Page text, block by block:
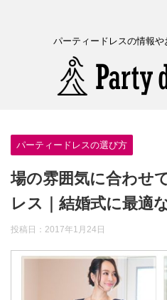
パーティードレスの情報
パーティードレスの選び方
場の雰囲気に合わせ
レス｜結婚式に最適
投稿日： 2017年1月24日